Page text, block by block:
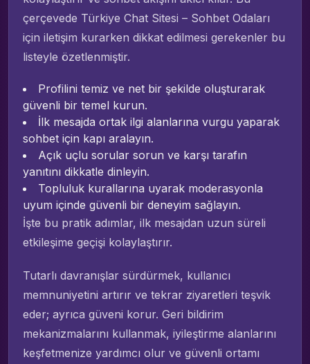
çerçevede Türkiye Chat Sitesi – Sohbet Odaları
için iletişim kurarken dikkat edilmesi gerekenler bu
listeyle özetlenmiştir.
Profilini temiz ve net bir şekilde oluşturarak
güvenli bir temel kurun.
İlk mesajda ortak ilgi alanlarına vurgu yaparak
sohbet için kapı aralayın.
Açık uçlu sorular sorun ve karşı tarafın
yanıtını dikkatle dinleyin.
Topluluk kurallarına uyarak moderasyonla
uyum içinde güvenli bir deneyim sağlayın.
İşte bu pratik adımlar, ilk mesajdan uzun süreli
etkileşime geçişi kolaylaştırır.
Tutarlı davranışlar sürdürmek, kullanıcı
memnuniyetini artırır ve tekrar ziyaretleri teşvik
eder; ayrıca güveni korur. Geri bildirim
mekanizmalarını kullanmak, iyileştirme alanlarını
keşfetmenize yardımcı olur ve güvenli ortamı